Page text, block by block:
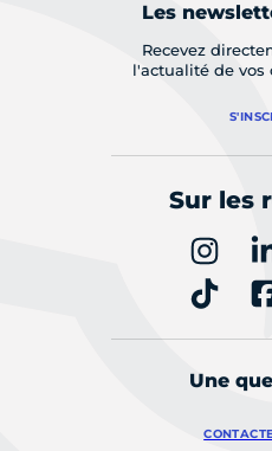
Les
Recevez
l'actualité de vos
Sur les
Une